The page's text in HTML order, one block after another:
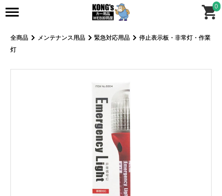
0
全商品 メンテナンス用品 緊急対応用品
停止表示板・非常灯・作業
灯